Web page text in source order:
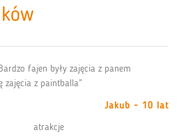
fajen były zajęcia z panem
zajęcia z paintballa”
Jakub - 10 lat
atrakcje